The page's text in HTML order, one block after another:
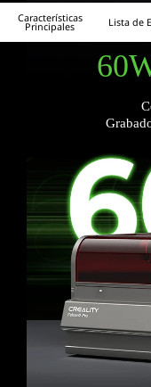
Características
Principales Lista de